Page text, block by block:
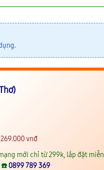
vnđ
mới chỉ từ 299k, lắp đặt miễn
☎️0899 789 369